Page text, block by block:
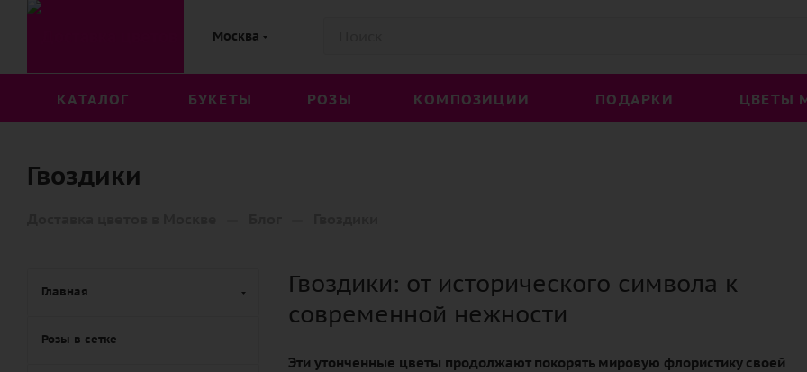
Москва
КАТАЛОГ БУКЕТЫ РОЗЫ КОМПОЗИЦИИ ПОДАРКИ ЦВЕТЫ
Гвоздики
Гвоздики: от исторического символа к
современной нежности
Эти утонченные цветы продолжают покорять мировую флористику своей
Главная
Розы в сетке